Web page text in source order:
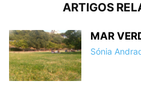
ARTIGOS
MAR
Sónia